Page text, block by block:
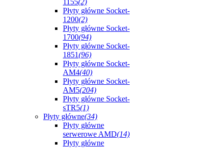
1155(2)
Płyty główne Socket-
1200(2)
Płyty główne Socket-
1700(94)
Płyty główne Socket-
1851(96)
Płyty główne Socket-
AM4(40)
Płyty główne Socket-
AM5(204)
Płyty główne Socket-
sTR5(1)
Płyty główne(34)
Płyty główne
serwerowe AMD(14)
Płyty główne